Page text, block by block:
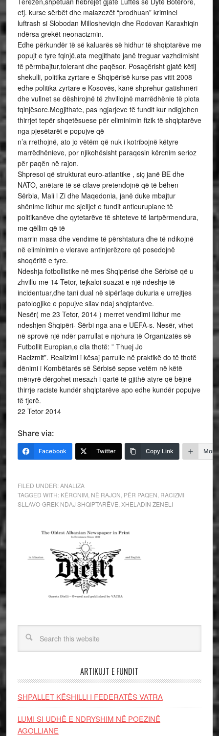
etj. kurse sërbët dhe malazezët “prodhuan” kriminel
luftrash si Slobodan Millosheviqin dhe Rodovan Karaxhiqin
ndërsa grekët neonacizmin.
Edhe përkundër të së kaluarës së hidhur të shqiptarëve me
popujt e tyre fqinjë,ata megjithate janë treguar vazhdimisht
të përmbajtur,tolerant dhe paqësor. Posaçërisht gjatë këtij
shekulli, politika zyrtare e Shqipërisë kurse pas vitit 2008
edhe politika zyrtare e Kosovës, kanë shprehur gatishmëri
dhe vullnet se dëshirojnë të zhvillojnë marrëdhënie të plota
fqinjësore.Megjithate, pas ngjarjeve të fundit kur ndigjohen
thirrjet tepër shqetësuese për eliminimin fizik të shqiptarëve
nga pjesëtarët e popujve që
n’a rrethojnë, ato jo vëtëm që nuk i kotribojnë këtyre
marrëdhënieve, por njikohësisht paraqesin kërcnim serioz
për paqën në rajon.
Shpresoi që strukturat euro-atlantike , siç janë BE dhe
NATO, anëtarë të së cilave pretendojnë që të bëhen
Sërbia, Mali i Zi dhe Maqedonia, janë duke mbajtur
shënime lidhur me sjelljet e fundit antieurupiane të
politikanëve dhe qytetarëve të shteteve të lartpërmendura,
me qëllim që të
marrin masa dhe vendime të përshtatura dhe të ndikojnë
në eliminimin e vlerave antinjerëzore që posedojnë
shoqëritë e tyre.
Ndeshja fotbollistike në mes Shqipërisë dhe Sërbisë që u
zhvillu me 14 Tetor, tejkaloi suazat e një ndeshje të
incidentuar,dhe tani dual në sipërfaqe dukuria e urrejtjes
patologjike e popujve sllav ndaj shqiptarëve.
Nesër( me 23 Tetor, 2014 ) merret vendimi lidhur me
ndeshjen Shqipëri- Sërbi nga ana e UEFA-s. Nesër, vihet
në sprovë një ndër parrullat e njohura të Organizatës së
Futbollit Europian,e cila thotë: ” Thuej Jo
Racizmit”. Realizimi i kësaj parrulle në praktikë do të thotë
dënimi i Kombëtarës së Sërbisë sepse vetëm në këtë
mënyrë dërgohet mesazh i qartë të gjithë atyre që bëjnë
thirrje raciste kundër shqiptarëve apo edhe kundër popujve
të tjerë.
22 Tetor 2014
Share via:
Facebook Twitter Copy Link More
FILED UNDER:ANALIZA
TAGGED WITH: KËRCNIM NË RAJON PËR PAQEN RACIZMI
SLLAVO-GREK NDAJ SHQIPTARËVE XHELADIN ZENELI
ARTIKUJT E FUNDIT
SHPALLET KËSHILLI I FEDERATËS VATRA
LUMI SI UDHË E NDRYSHIM NË POEZINË
AGOLLIANE